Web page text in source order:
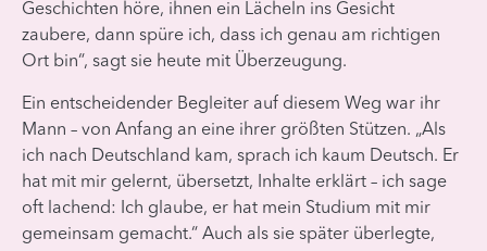
Geschichten höre, ihnen ein Lächeln ins Gesicht
zaubere, dann spüre ich, dass ich genau am richtigen
Ort bin“, sagt sie heute mit Überzeugung.
Ein entscheidender Begleiter auf diesem Weg war ihr
Mann – von Anfang an eine ihrer größten Stützen. „Als
ich nach Deutschland kam, sprach ich kaum Deutsch. Er
hat mit mir gelernt, übersetzt, Inhalte erklärt – ich sage
oft lachend: Ich glaube, er hat mein Studium mit mir
gemeinsam gemacht.“ Auch als sie später überlegte,